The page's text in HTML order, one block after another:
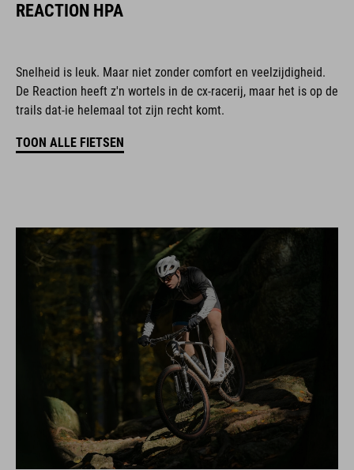
REACTION HPA
Snelheid is leuk. Maar niet zonder comfort en veelzijdigheid.
De Reaction heeft z'n wortels in de cx-racerij, maar het is op de
trails dat-ie helemaal tot zijn recht komt.
TOON ALLE FIETSEN